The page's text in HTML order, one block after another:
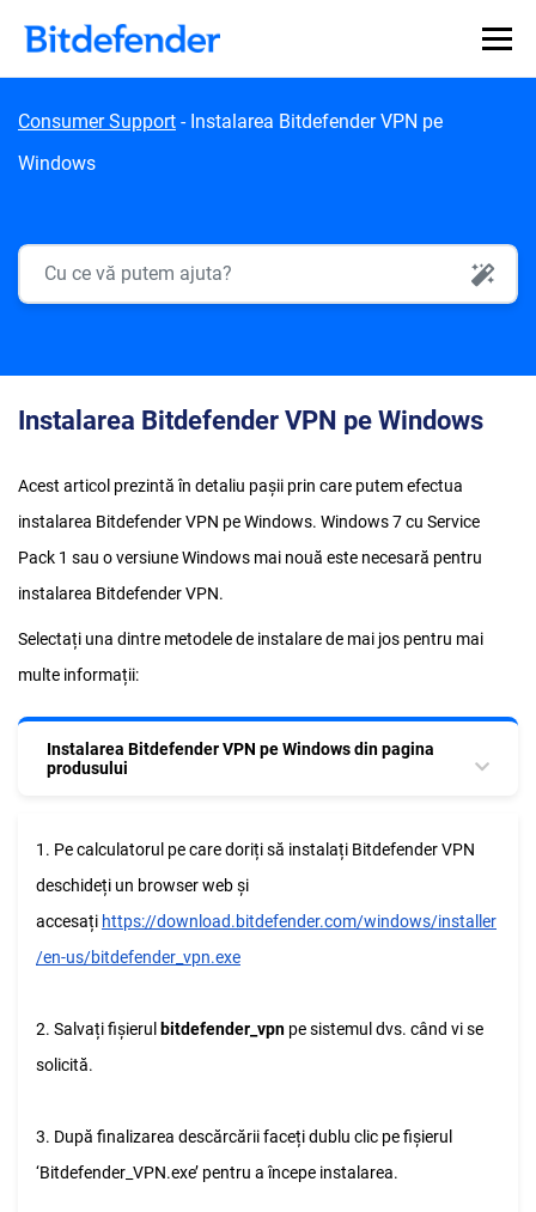
Consumer Support - Instalarea Bitdefender VPN pe
Windows
Instalarea Bitdefender VPN pe Windows
Acest articol prezintă în detaliu pașii prin care putem efectua
instalarea Bitdefender VPN pe Windows. Windows 7 cu Service
Pack 1 sau o versiune Windows mai nouă este necesară pentru
instalarea Bitdefender VPN.
Selectați una dintre metodele de instalare de mai jos pentru mai
multe informații:
Instalarea Bitdefender VPN pe Windows din pagina
produsului
1. Pe calculatorul pe care doriți să instalați Bitdefender VPN
deschideți un browser web și
accesați https://download.bitdefender.com/windows/installer
/en-us/bitdefender_vpn.exe
2. Salvați fișierul bitdefender_vpn pe sistemul dvs. când vi se
solicită.
3. După finalizarea descărcării faceți dublu clic pe fișierul
‘Bitdefender_VPN.exe’ pentru a începe instalarea.